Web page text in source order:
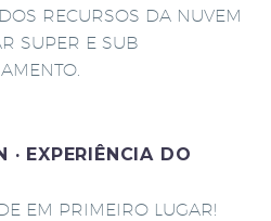
RECURSOS DA NUVEM
SUPER E SUB
· EXPERIÊNCIA DO
EM PRIMEIRO LUGAR!